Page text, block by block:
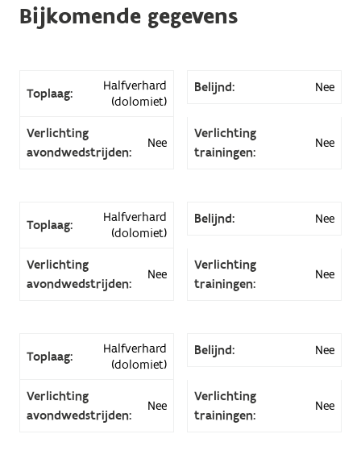
Bijkomende gegevens
Toplaag:
Halfverhard
(dolomiet)
Belijnd: Nee
Verlichting
avondwedstrijden:
Nee
Verlichting
trainingen:
Nee
Toplaag:
Halfverhard
(dolomiet)
Belijnd: Nee
Verlichting
avondwedstrijden:
Nee
Verlichting
trainingen:
Nee
Toplaag:
Halfverhard
(dolomiet)
Belijnd: Nee
Verlichting
avondwedstrijden:
Nee
Verlichting
trainingen:
Nee